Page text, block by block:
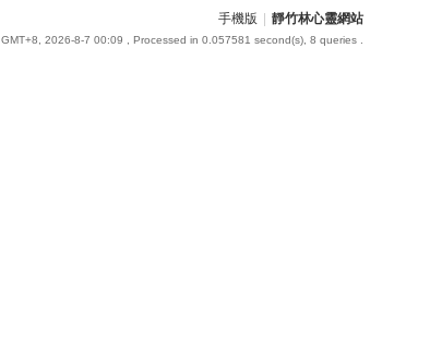
手機版 靜竹林心靈網站
GMT+8, 2026-8-7 00:09 , Processed in 0.057581 second(s), 8 queries .